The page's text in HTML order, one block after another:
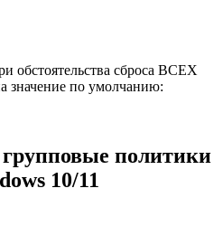
обстоятельства сброса ВСЕХ
значение по умолчанию:
групповые политики
10/11